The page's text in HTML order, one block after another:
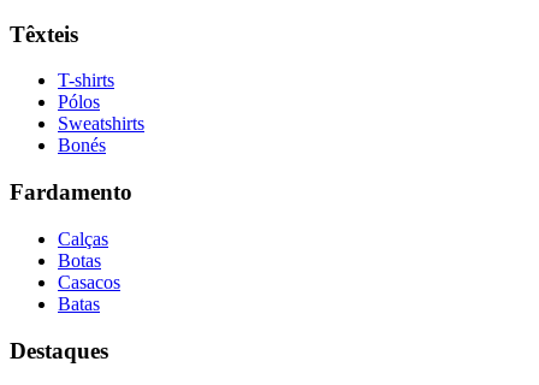
Têxteis
T-shirts
Pólos
Sweatshirts
Bonés
Fardamento
Calças
Botas
Casacos
Batas
Destaques